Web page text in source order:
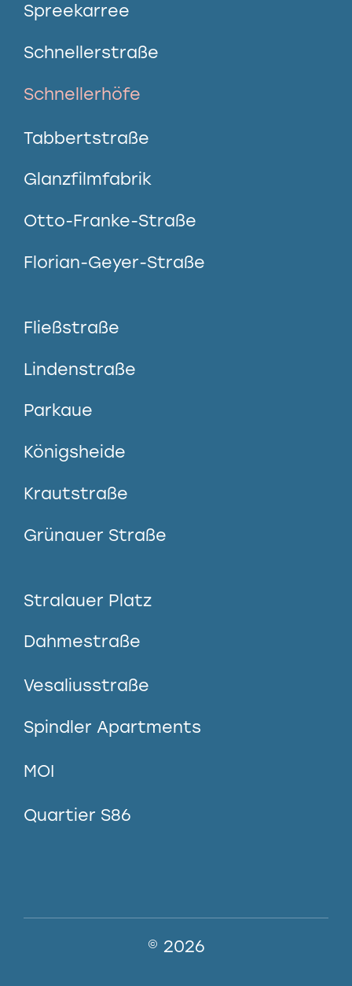
Spreekarree
Schnellerstraße
Schnellerhöfe
Tabbertstraße
Glanzfilmfabrik
Otto-Franke-Straße
Florian-Geyer-Straße
Fließstraße
Lindenstraße
Parkaue
Königsheide
Krautstraße
Grünauer Straße
Stralauer Platz
Dahmestraße
Vesaliusstraße
Spindler Apartments
MOI
Quartier S86
© 2026